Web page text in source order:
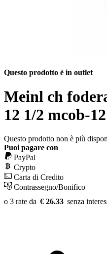
Questo prodotto è in outlet
Meinl ch
12 1/2 mcob-
Questo prodotto non è più
Puoi pagare con
PayPal
Crypto
Carta di Credito
Contrassegno/Bonifico
€ 26.33